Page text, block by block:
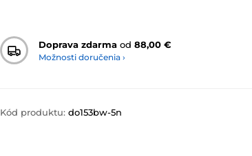
Doprava zdarma od 88,00 €
Možnosti doručenia ›
Kód produktu: do153bw-5n